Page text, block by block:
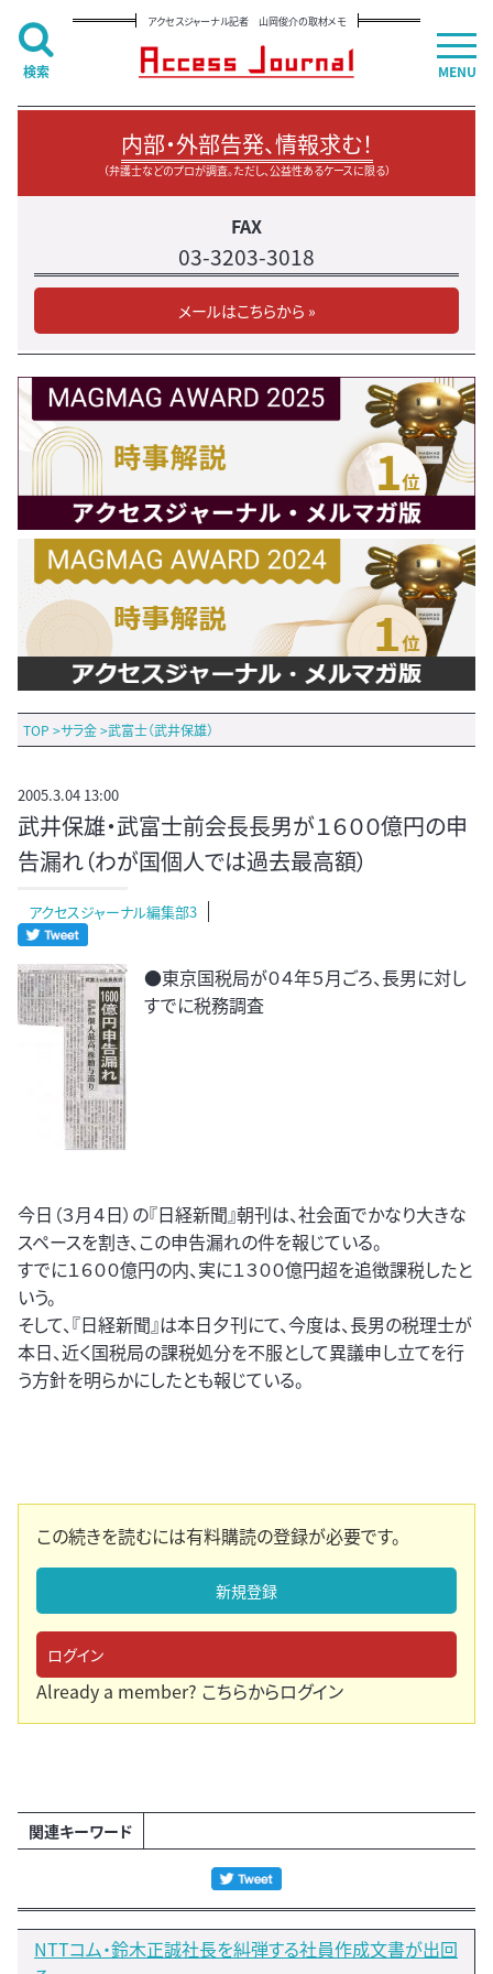
アクセスジャーナル記者 山岡俊介の取材メモ
内部・外部告発、情報求む！
（弁護士などのプロが調査。ただし、公益性あるケースに限る）
FAX
03-3203-3018
メールはこちらから »
TOP >サラ金>武富士（武井保雄）
2005.3.04 13:00
武井保雄・武富士前会長長男が１６００億円の申
告漏れ（わが国個人では過去最高額）
アクセスジャーナル編集部3
●東京国税局が０４年５月ごろ、長男に対し
すでに税務調査
今日（３月４日）の『日経新聞』朝刊は、社会面でかなり大きな
スペースを割き、この申告漏れの件を報じている。
すでに１６００億円の内、実に１３００億円超を追徴課税したと
いう。
そして、『日経新聞』は本日夕刊にて、今度は、長男の税理士が
本日、近く国税局の課税処分を不服として異議申し立てを行
う方針を明らかにしたとも報じている。
この続きを読むには有料購読の登録が必要です。
新規登録
ログイン
Already a member? こちらからログイン
関連キーワード
NTTコム・鈴木正誠社長を糾弾する社員作成文書が出回
MENU
検索